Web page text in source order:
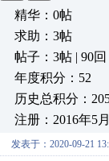
精华：0帖
求助：3帖
帖子：3帖 | 90回
年度积分：52
历史总积分：
注册：2016年5
发表于：2020-09-21